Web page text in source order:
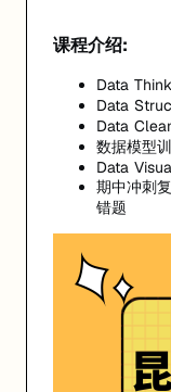
课程介绍:
Data
Data
Data
数据模型
Data
期中冲刺
错题